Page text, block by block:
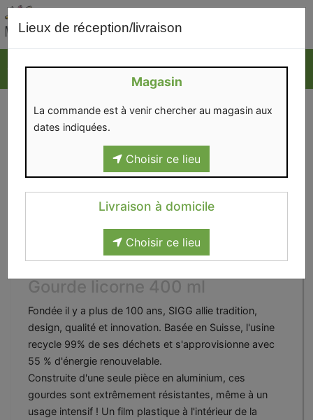
Lieux de réception/livraison
Magasin
La commande est à venir chercher au magasin aux
dates indiquées.
Choisir ce lieu
Livraison à domicile
Choisir ce lieu
Gourde licorne 400 ml
Fondée il y a plus de 100 ans, SIGG allie tradition,
design, qualité et innovation. Basée en Suisse, l'usine
recycle 99% de ses déchets et s'approvisionne avec
55 % d'énergie renouvelable.
Construite d'une seule pièce en aluminium, ces
gourdes sont extrêmement résistantes, même à un
usage intensif ! Un film plastique à l'intérieur de la